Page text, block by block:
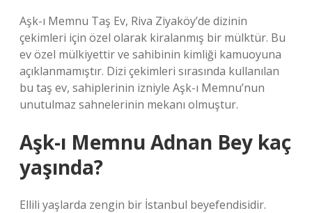
Aşk-ı Memnu Taş Ev, Riva Ziyaköy’de dizinin
çekimleri için özel olarak kiralanmış bir mülktür. Bu
ev özel mülkiyettir ve sahibinin kimliği kamuoyuna
açıklanmamıştır. Dizi çekimleri sırasında kullanılan
bu taş ev, sahiplerinin izniyle Aşk-ı Memnu’nun
unutulmaz sahnelerinin mekanı olmuştur.
Aşk-ı Memnu Adnan Bey kaç
yaşında?
Ellili yaşlarda zengin bir İstanbul beyefendisidir.